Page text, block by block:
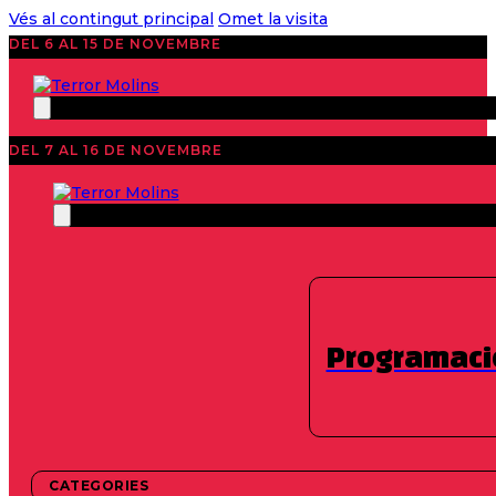
Vés al contingut principal Omet la visita
DEL 6 AL 15 DE NOVEMBRE
DEL 7 AL 16 DE NOVEMBRE
CATEGORIES
Destacats
2021